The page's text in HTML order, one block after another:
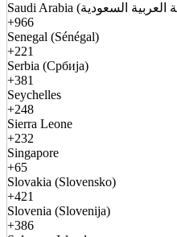
+966
Senegal (Sénégal)
+221
Serbia (Србија)
+381
Seychelles
+248
Sierra Leone
+232
Singapore
+65
Slovakia (Slovensko)
+421
Slovenia (Slovenija)
+386